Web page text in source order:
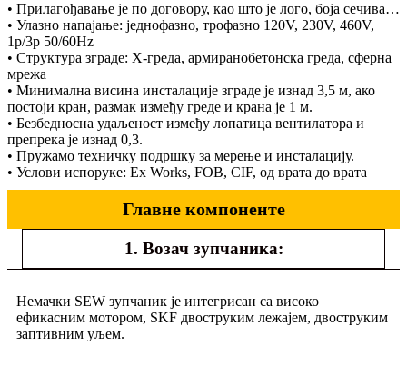
• Прилагођавање је по договору, као што је лого, боја сечива…
• Улазно напајање: једнофазно, трофазно 120V, 230V, 460V,
1p/3p 50/60Hz
• Структура зграде: Х-греда, армиранобетонска греда, сферна
мрежа
• Минимална висина инсталације зграде је изнад 3,5 м, ако
постоји кран, размак између греде и крана је 1 м.
• Безбедносна удаљеност између лопатица вентилатора и
препрека је изнад 0,3.
• Пружамо техничку подршку за мерење и инсталацију.
• Услови испоруке: Ex Works, FOB, CIF, од врата до врата
Главне компоненте
1. Возач зупчаника:
Немачки SEW зупчаник је интегрисан са високо
ефикасним мотором, SKF двоструким лежајем, двоструким
заптивним уљем.